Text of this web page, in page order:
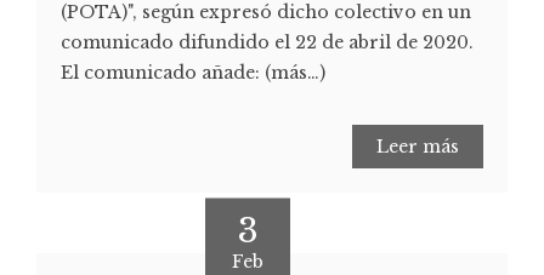
(POTA)", según expresó dicho colectivo en un
comunicado difundido el 22 de abril de 2020.
El comunicado añade: (más…)
Leer más
3
Feb